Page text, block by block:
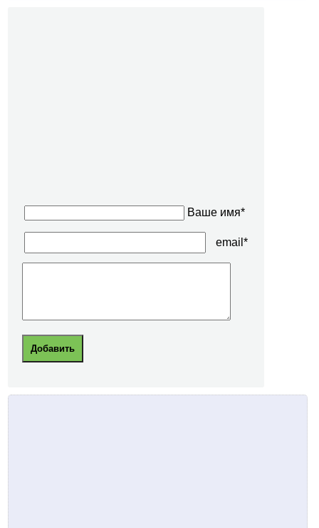
Ваше имя*
email*